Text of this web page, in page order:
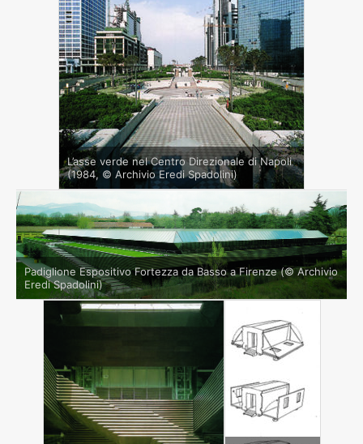
L’asse verde nel Centro Direzionale di Napoli
(1984, © Archivio Eredi Spadolini)
Padiglione Espositivo Fortezza da Basso a Firenze (© Archivio
Eredi Spadolini)